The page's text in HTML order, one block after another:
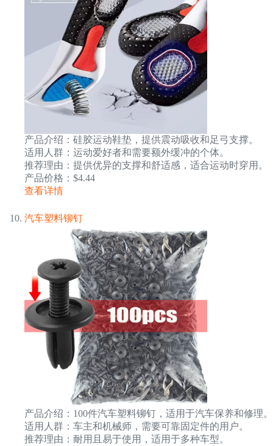
产品介绍：硅胶运动鞋垫，提供震动吸收和足弓支撑。
适用人群：运动爱好者和需要额外缓冲的个体。
推荐理由：提供优异的支撑和舒适感，适合运动时穿用。
产品价格：$4.44
查看详情
汽车塑料铆钉
产品介绍：100件汽车塑料铆钉，适用于汽车保养和修理。
适用人群：车主和机械师，需要可靠固定件的用户。
推荐理由：耐用且易于使用，适用于多种车型。